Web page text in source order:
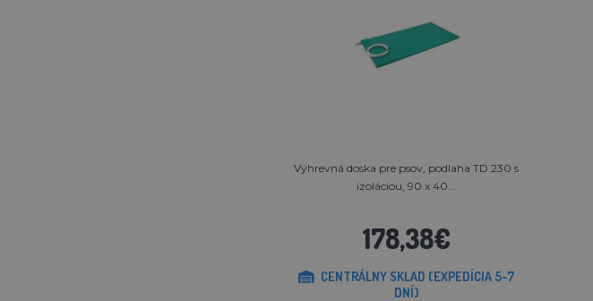
Výhrevná doska pre psov, podlaha TD 230 s
izoláciou, 90 x 40...
178,38€
CENTRÁLNY SKLAD (EXPEDÍCIA 5-7
DNÍ)